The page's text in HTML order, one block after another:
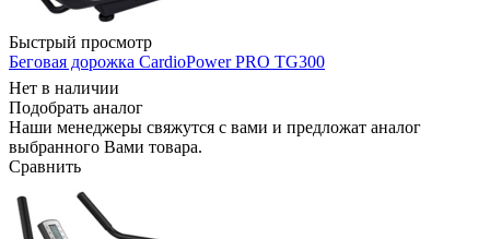
Быстрый просмотр
Беговая дорожка CardioPower PRO TG300
Нет в наличии
Подобрать аналог
Наши менеджеры свяжутся с вами и предложат аналог
выбранного Вами товара.
Сравнить